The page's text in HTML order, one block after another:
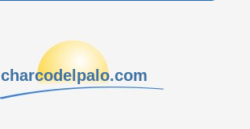
charcodelpalo.com